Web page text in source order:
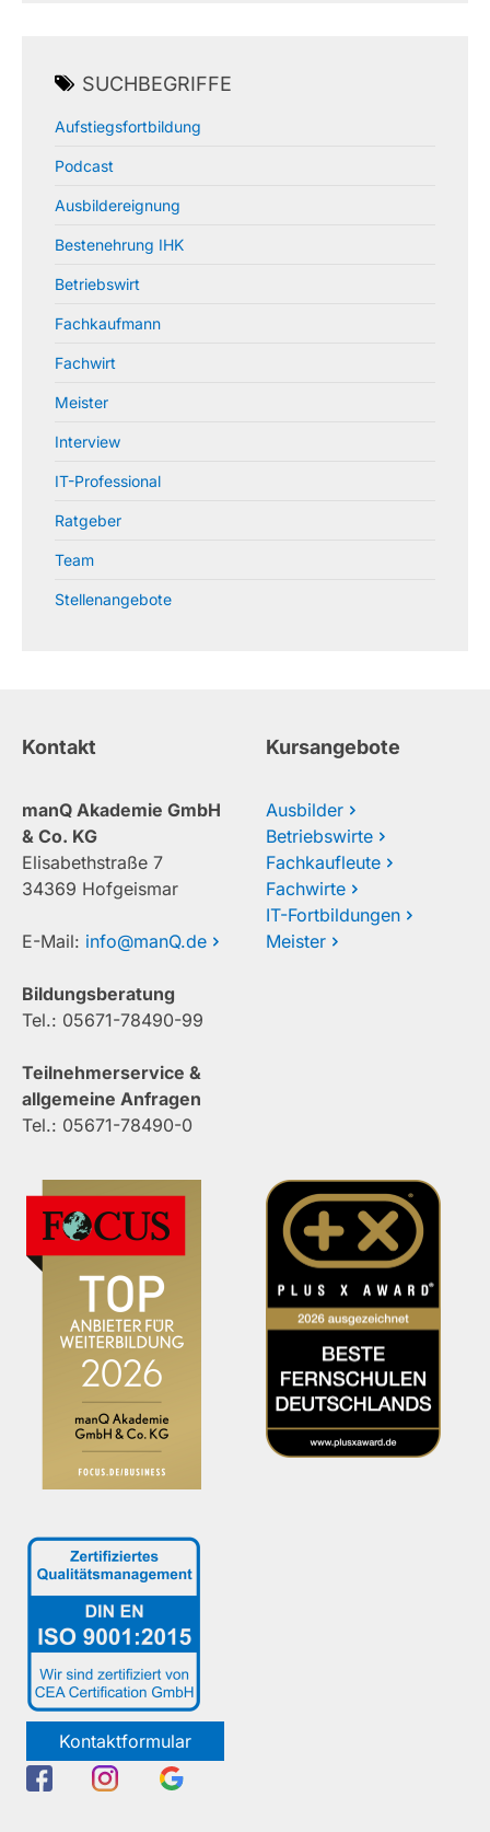
SUCHBEGRIFFE
Aufstiegsfortbildung
Podcast
Ausbildereignung
Bestenehrung IHK
Betriebswirt
Fachkaufmann
Fachwirt
Meister
Interview
IT-Professional
Ratgeber
Team
Stellenangebote
Kontakt
manQ Akademie GmbH
& Co. KG
Elisabethstraße 7
34369 Hofgeismar
E-Mail: info@manQ.de
Bildungsberatung
Tel.: 05671-78490-99
Teilnehmerservice &
allgemeine Anfragen
Tel.: 05671-78490-0
Kursangebote
Ausbilder
Betriebswirte
Fachkaufleute
Fachwirte
IT-Fortbildungen
Meister
Kontaktformular